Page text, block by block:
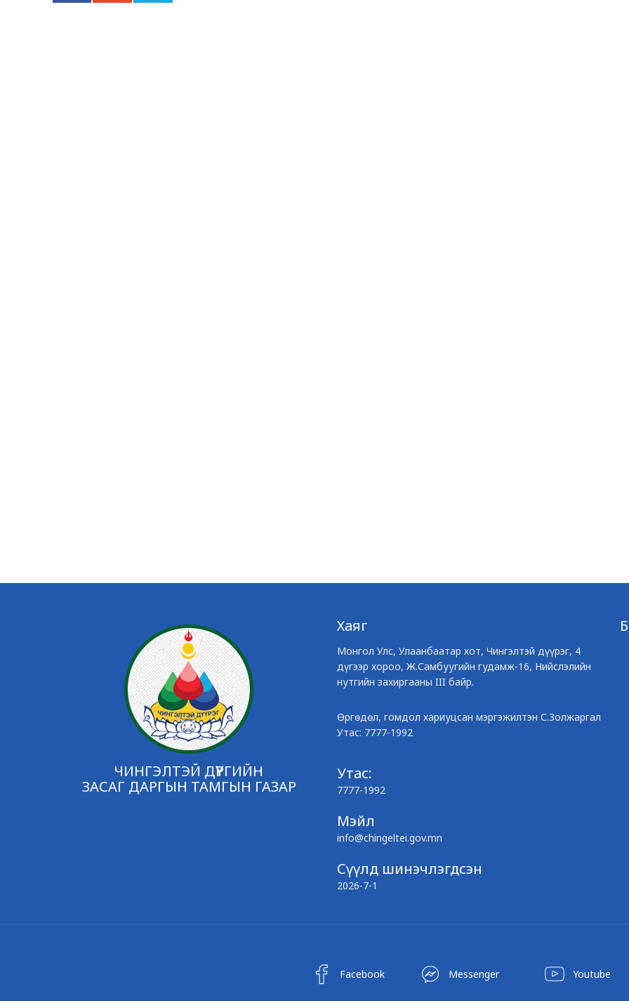
ЧИНГЭЛТЭЙ ДҮҮРГИЙН
ЗАСАГ ДАРГЫН ТАМГЫН ГАЗАР
Хаяг
Монгол Улс, Улаанбаатар хот, Чингэлтэй дүүрэг, 4
дүгээр хороо, Ж.Самбуугийн гудамж-16, Нийслэлийн
нутгийн захиргааны III байр.
Өргөдөл, гомдол хариуцсан мэргэжилтэн С.Золжаргал
Утас: 7777-1992
Утас:
7777-1992
Мэйл
info@chingeltei.gov.mn
Сүүлд шинэчлэгдсэн
2026-7-1
Facebook Messenger Youtube